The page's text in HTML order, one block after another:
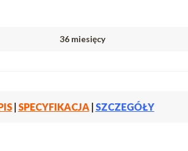
36 miesięcy
| SPECYFIKACJA| SZCZEGÓŁY